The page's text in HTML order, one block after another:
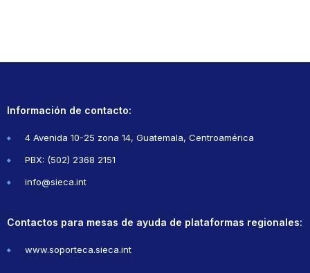
Información de contacto:
4 Avenida 10-25 zona 14, Guatemala, Centroamérica
PBX: (502) 2368 2151
info@sieca.int
Contactos para mesas de ayuda de plataformas regionales:
www.soporteca.sieca.int